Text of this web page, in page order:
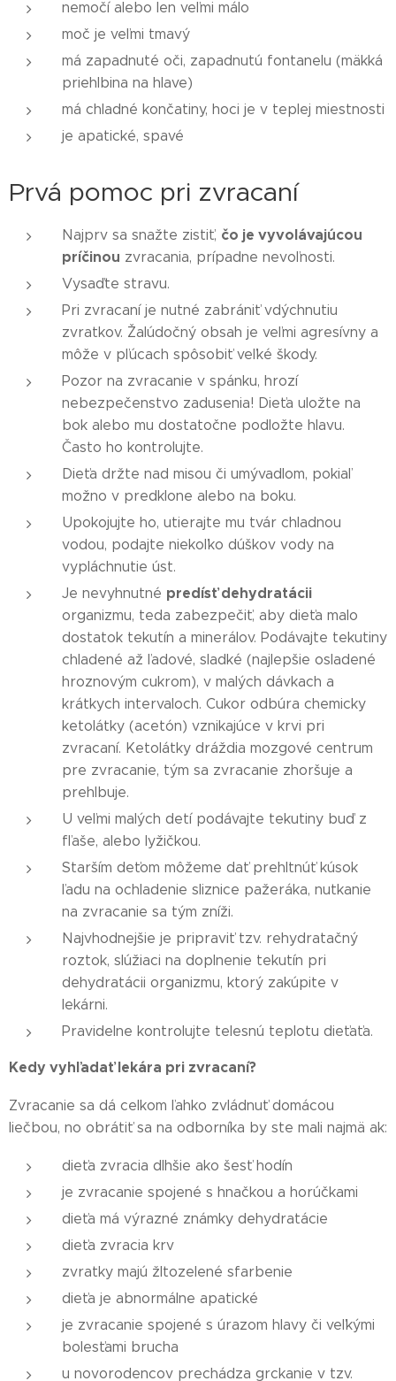
nemočí alebo len veľmi málo
moč je veľmi tmavý
má zapadnuté oči, zapadnutú fontanelu (mäkká
priehlbina na hlave)
má chladné končatiny, hoci je v teplej miestnosti
je apatické, spavé
Prvá pomoc pri zvracaní
Najprv sa snažte zistiť, čo je vyvolávajúcou
príčinou zvracania, prípadne nevoľnosti.
Vysaďte stravu.
Pri zvracaní je nutné zabrániť vdýchnutiu
zvratkov. Žalúdočný obsah je veľmi agresívny a
môže v pľúcach spôsobiť veľké škody.
Pozor na zvracanie v spánku, hrozí
nebezpečenstvo zadusenia! Dieťa uložte na
bok alebo mu dostatočne podložte hlavu.
Často ho kontrolujte.
Dieťa držte nad misou či umývadlom, pokiaľ
možno v predklone alebo na boku.
Upokojujte ho, utierajte mu tvár chladnou
vodou, podajte niekoľko dúškov vody na
vypláchnutie úst.
Je nevyhnutné predísť dehydratácii
organizmu, teda zabezpečiť, aby dieťa malo
dostatok tekutín a minerálov. Podávajte tekutiny
chladené až ľadové, sladké (najlepšie osladené
hroznovým cukrom), v malých dávkach a
krátkych intervaloch. Cukor odbúra chemicky
ketolátky (acetón) vznikajúce v krvi pri
zvracaní. Ketolátky dráždia mozgové centrum
pre zvracanie, tým sa zvracanie zhoršuje a
prehlbuje.
U veľmi malých detí podávajte tekutiny buď z
fľaše, alebo lyžičkou.
Starším deťom môžeme dať prehltnúť kúsok
ľadu na ochladenie sliznice pažeráka, nutkanie
na zvracanie sa tým zníži.
Najvhodnejšie je pripraviť tzv. rehydratačný
roztok, slúžiaci na doplnenie tekutín pri
dehydratácii organizmu, ktorý zakúpite v
lekárni.
Pravidelne kontrolujte telesnú teplotu dieťaťa.
Kedy vyhľadať lekára pri zvracaní?
Zvracanie sa dá celkom ľahko zvládnuť domácou
liečbou, no obrátiť sa na odborníka by ste mali najmä ak:
dieťa zvracia dlhšie ako šesť hodín
je zvracanie spojené s hnačkou a horúčkami
dieťa má výrazné známky dehydratácie
dieťa zvracia krv
zvratky majú žltozelené sfarbenie
dieťa je abnormálne apatické
je zvracanie spojené s úrazom hlavy či veľkými
bolesťami brucha
u novorodencov prechádza grckanie v tzv.